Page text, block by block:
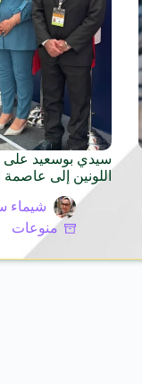
سيدي بوسعيد
اللونين إلى
شيماء
منوعات